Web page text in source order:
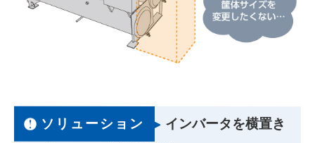
ソリューション インバータを横置き